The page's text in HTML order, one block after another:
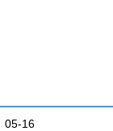
05-16